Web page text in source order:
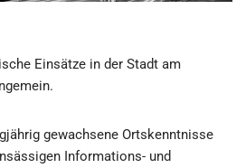
Einsätze in der Stadt am
gewachsene Ortskenntnisse
Informations- und